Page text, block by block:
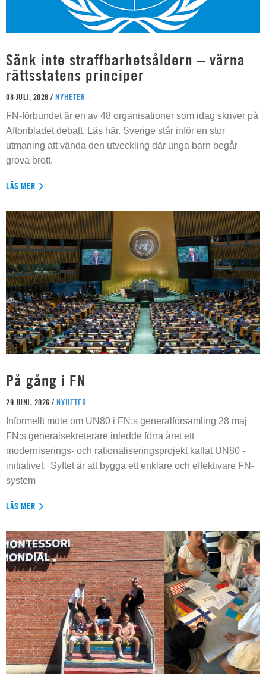
Sänk inte straffbarhetsåldern – värna
rättsstatens principer
08 JULI, 2026 / NYHETER
FN-förbundet är en av 48 organisationer som idag skriver på
Aftonbladet debatt. Läs här. Sverige står inför en stor
utmaning att vända den utveckling där unga barn begår
grova brott.
LÄS MER
På gång i FN
29 JUNI, 2026 / NYHETER
Informellt möte om UN80 i FN:s generalförsamling 28 maj
FN:s generalsekreterare inledde förra året ett
moderniserings- och rationaliseringsprojekt kallat UN80 -
initiativet. Syftet är att bygga ett enklare och effektivare FN-
system
LÄS MER